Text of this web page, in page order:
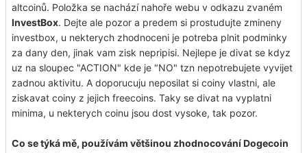
altcoinů. Položka se nachází nahoře webu v odkazu zvaném
InvestBox. Dejte ale pozor a predem si prostudujte zmineny
investbox, u nekterych zhodnoceni je potreba plnit podminky
za dany den, jinak vam zisk nepripisi. Nejlepe je divat se kdyz
uz na sloupec "ACTION" kde je "NO" tzn nepotrebujete vyvijet
zadnou aktivitu. A doporucuju neposilat si coiny vlastni, ale
ziskavat coiny z jejich freecoins. Taky se divat na vyplatni
minima, u nekterych coinu jsou dost vysoke, tak pozor.
Co se týká mě, používám většinou zhodnocování Dogecoin